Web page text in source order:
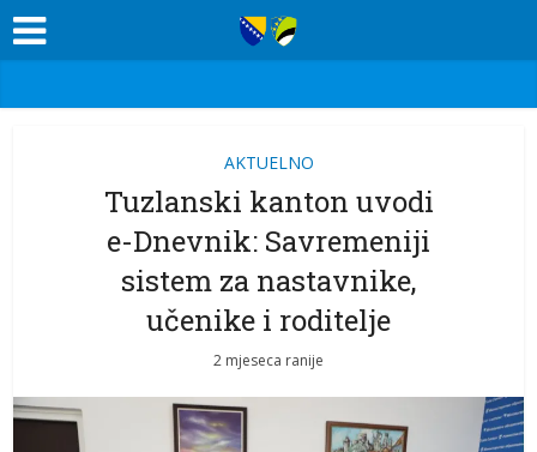
AKTUELNO
Tuzlanski kanton uvodi
e-Dnevnik: Savremeniji
sistem za nastavnike,
učenike i roditelje
2 mjeseca ranije